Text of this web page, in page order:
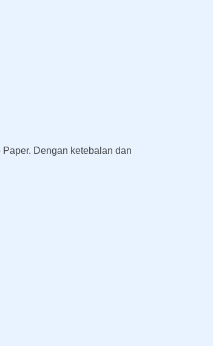
Dengan ketebalan dan